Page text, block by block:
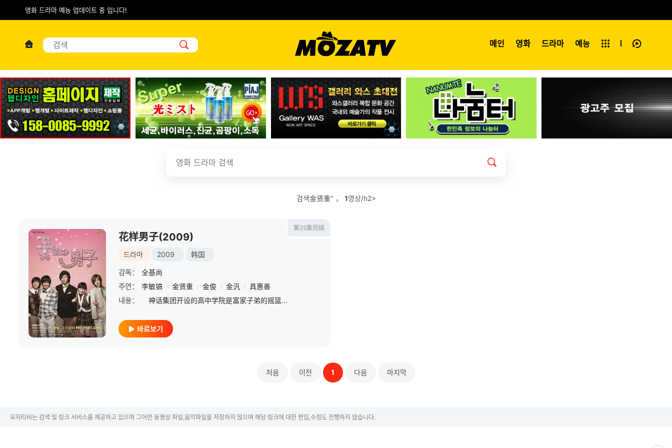
영화 드라마 예능 업데이트 중 입니다!
메인 영화 드라마 예능
전체보기
검색金贤重" ， 1영상/h2>
第25集完结
花样男子(2009)
드라마 2009 韩国
감독：
全基尚
주연：
李敏镐 / 金贤重 / 金俊 / 金汎 / 具惠善
내용：
神话集团开设的高中学院是富家子弟的摇篮。其中，四大财团公子组成的F4，在学院里横行无忌。平民少女金丝草（具惠善 饰）进入学院后，为朋友小秋出头得罪了F4之首的具俊表（李民浩 饰），但是她不畏强权，跟
바로보기
처음 이전 1 다음 마지막
모자티비는 검색 및 링크 서비스를 제공하고 있으며 그어떤 동영상 파일,음악파일을 저장하지 않으며 해당 링크에 대한 편집,수정도 진행하지 않습니다.